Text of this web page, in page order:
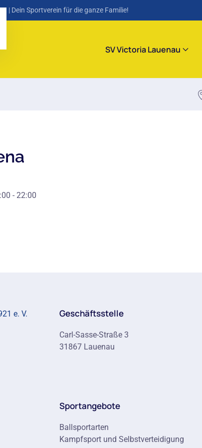
| Dein Sportverein für die ganze Familie!
SV Victoria Lauenau
- 22:00
Geschäftsstelle
Carl-Sasse-Straße 3
31867 Lauenau
Sportangebote
Ballsportarten
Kampfsport und Selbstverteidigung